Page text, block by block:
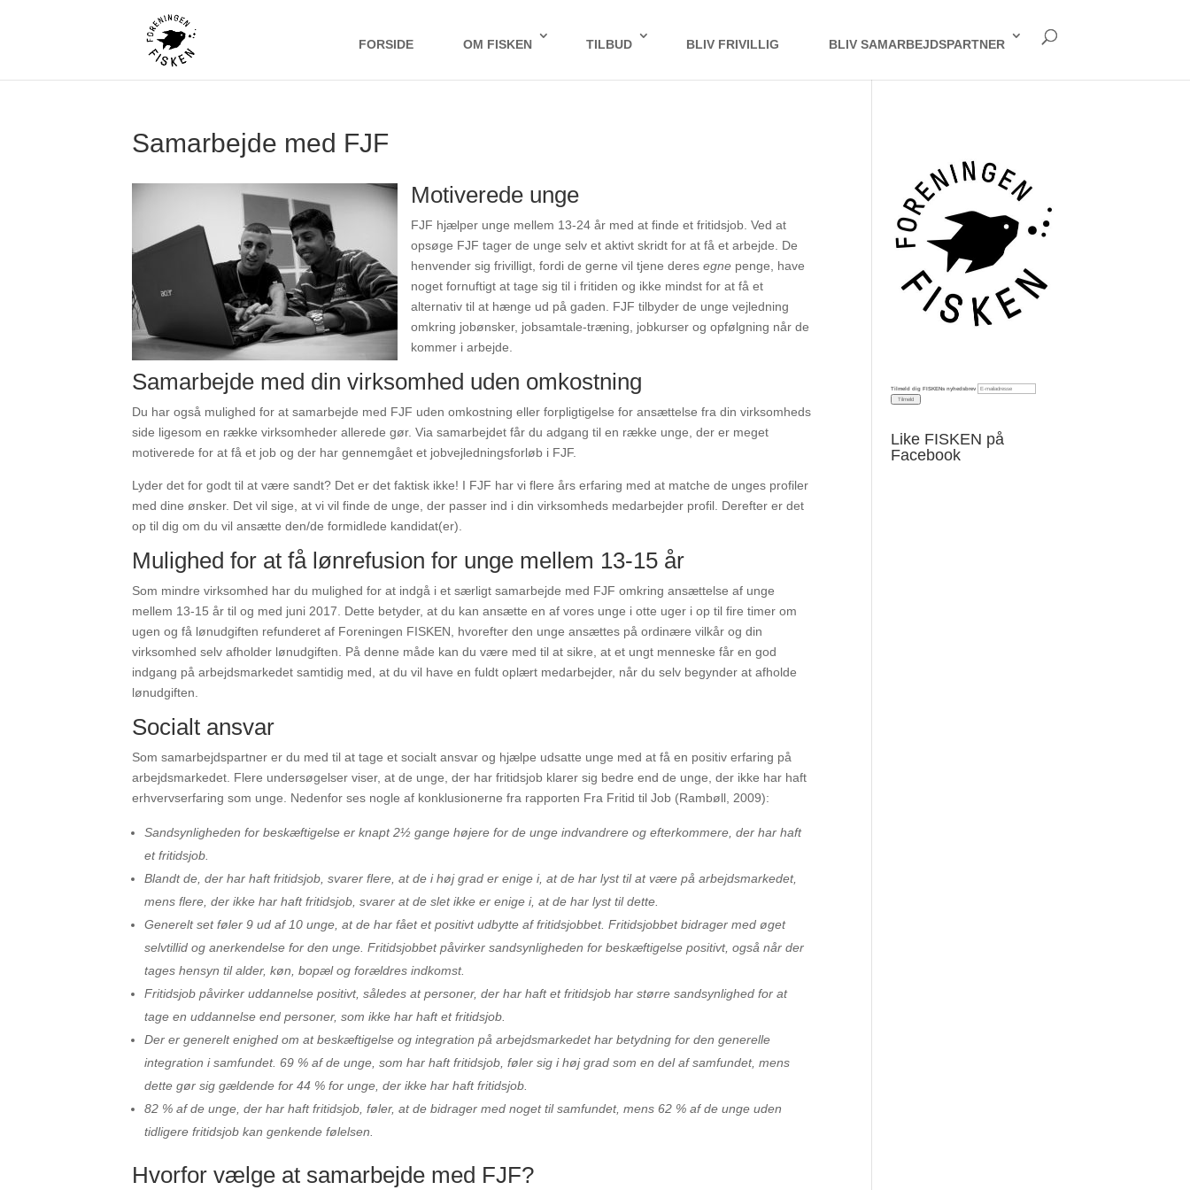
FORSIDE OM FISKEN TILBUD BLIV FRIVILLIG BLIV SAMARBEJDSPARTNER
Samarbejde med FJF
Motiverede unge
FJF hjælper unge mellem 13-24 år med at finde et fritidsjob. Ved at
opsøge FJF tager de unge selv et aktivt skridt for at få et arbejde. De
henvender sig frivilligt, fordi de gerne vil tjene deresegne penge, have
noget fornuftigt at tage sig til i fritiden og ikke mindst for at få et
alternativ til at hænge ud på gaden. FJF tilbyder de unge vejledning
omkring jobønsker, jobsamtale-træning, jobkurser og opfølgning når de
kommer i arbejde.
Samarbejde med din virksomhed uden omkostning
Du har også mulighed for at samarbejde med FJF uden omkostning eller forpligtigelse for ansættelse fra din virksomheds
side ligesom en række virksomheder allerede gør. Via samarbejdet får du adgang til en række unge, der er meget
motiverede for at få et job og der har gennemgået et jobvejledningsforløb i FJF.
Lyder det for godt til at være sandt? Det er det faktisk ikke! I FJF har vi flere års erfaring med at matche de unges profiler
med dine ønsker. Det vil sige, at vi vil finde de unge, der passer ind i din virksomheds medarbejder profil. Derefter er det
op til dig om du vil ansætte den/de formidlede kandidat(er).
Mulighed for at få lønrefusion for unge mellem 13-15 år
Som mindre virksomhed har du mulighed for at indgå i et særligt samarbejde med FJF omkring ansættelse af unge
mellem 13-15 år til og med juni 2017. Dette betyder, at du kan ansætte en af vores unge i otte uger i op til fire timer om
ugen og få lønudgiften refunderet af Foreningen FISKEN, hvorefter den unge ansættes på ordinære vilkår og din
virksomhed selv afholder lønudgiften. På denne måde kan du være med til at sikre, at et ungt menneske får en god
indgang på arbejdsmarkedet samtidig med, at du vil have en fuldt oplært medarbejder, når du selv begynder at afholde
lønudgiften.
Socialt ansvar
Som samarbejdspartner er du med til at tage et socialt ansvar og hjælpe udsatte unge med at få en positiv erfaring på
arbejdsmarkedet. Flere undersøgelser viser, at de unge, der har fritidsjob klarer sig bedre end de unge, der ikke har haft
erhvervserfaring som unge. Nedenfor ses nogle af konklusionerne fra rapporten Fra Fritid til Job (Rambøll, 2009):
Sandsynligheden for beskæftigelse er knapt 2½ gange højere for de unge indvandrere og efterkommere, der har haft
et fritidsjob.
Blandt de, der har haft fritidsjob, svarer flere, at de i høj grad er enige i, at de har lyst til at være på arbejdsmarkedet,
mens flere, der ikke har haft fritidsjob, svarer at de slet ikke er enige i, at de har lyst til dette.
Generelt set føler 9 ud af 10 unge, at de har fået et positivt udbytte af fritidsjobbet. Fritidsjobbet bidrager med øget
selvtillid og anerkendelse for den unge. Fritidsjobbet påvirker sandsynligheden for beskæftigelse positivt, også når der
tages hensyn til alder, køn, bopæl og forældres indkomst.
Fritidsjob påvirker uddannelse positivt, således at personer, der har haft et fritidsjob har større sandsynlighed for at
tage en uddannelse end personer, som ikke har haft et fritidsjob.
Der er generelt enighed om at beskæftigelse og integration på arbejdsmarkedet har betydning for den generelle
integration i samfundet. 69 % af de unge, som har haft fritidsjob, føler sig i høj grad som en del af samfundet, mens
dette gør sig gældende for 44 % for unge, der ikke har haft fritidsjob.
82 % af de unge, der har haft fritidsjob, føler, at de bidrager med noget til samfundet, mens 62 % af de unge uden
tidligere fritidsjob kan genkende følelsen.
Hvorfor vælge at samarbejde med FJF?
Tilmeld dig FISKENs nyhedsbrev
Like FISKEN på
Facebook